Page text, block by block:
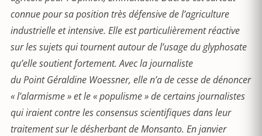
connue pour sa position très défensive de l’agriculture
industrielle et intensive. Elle est particulièrement réactive
sur les sujets qui tournent autour de l’usage du glyphosate
qu’elle soutient fortement. Avec la journaliste
du Point Géraldine Woessner, elle n’a de cesse de dénoncer
« l’alarmisme » et le « populisme » de certains journalistes
qui iraient contre les consensus scientifiques dans leur
traitement sur le désherbant de Monsanto. En janvier